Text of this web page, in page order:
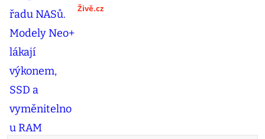
Živě.cz